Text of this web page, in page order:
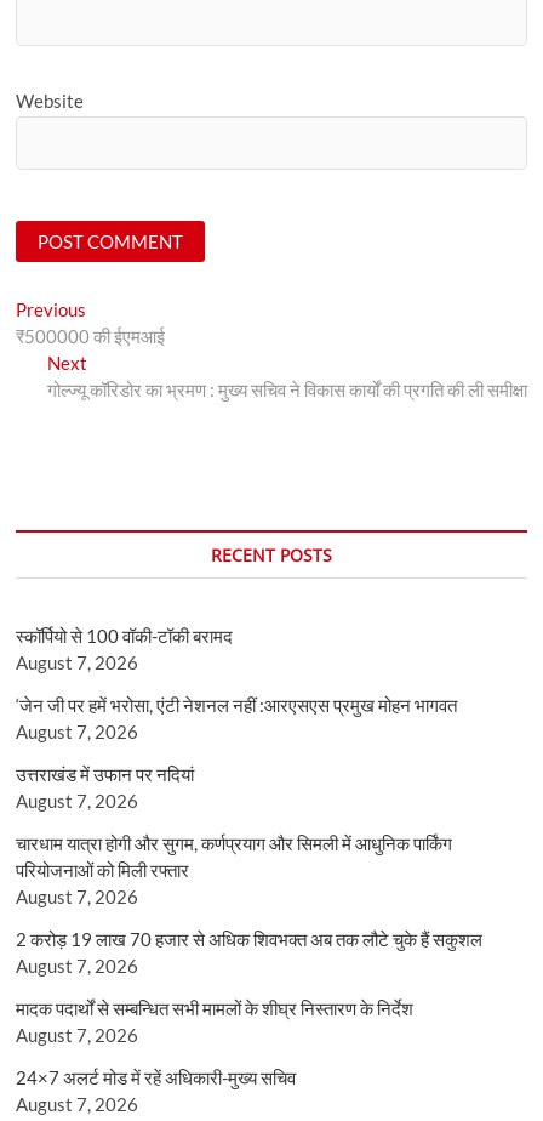
Website
Post
navigation
Previous
post:
₹500000 की ईएमआई
NextNext
post:
गोल्ज्यू कॉरिडोर का भ्रमण : मुख्य सचिव ने विकास कार्यों की प्रगति की ली समीक्षा
RECENT POSTS
स्कॉर्पियो से 100 वॉकी-टॉकी बरामद
August 7, 2026
‘जेन जी पर हमें भरोसा, एंटी नेशनल नहीं :आरएसएस प्रमुख मोहन भागवत
August 7, 2026
उत्तराखंड में उफान पर नदियां
August 7, 2026
चारधाम यात्रा होगी और सुगम, कर्णप्रयाग और सिमली में आधुनिक पार्किंग
परियोजनाओं को मिली रफ्तार
August 7, 2026
2 करोड़ 19 लाख 70 हजार से अधिक शिवभक्त अब तक लौटे चुके हैं सकुशल
August 7, 2026
मादक पदार्थों से सम्बन्धित सभी मामलों के शीघ्र निस्तारण के निर्देश
August 7, 2026
24×7 अलर्ट मोड में रहें अधिकारी-मुख्य सचिव
August 7, 2026